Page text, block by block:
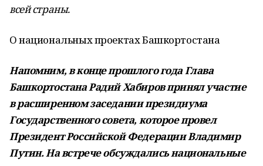
всей страны.
О национальных проектах Башкортостана
Напомним, в конце прошлого года Глава
Башкортостана Радий Хабиров принял участие
в расширенном заседании президиума
Государственного совета, которое провел
Президент Российской Федерации Владимир
Путин. На встрече обсуждались национальные